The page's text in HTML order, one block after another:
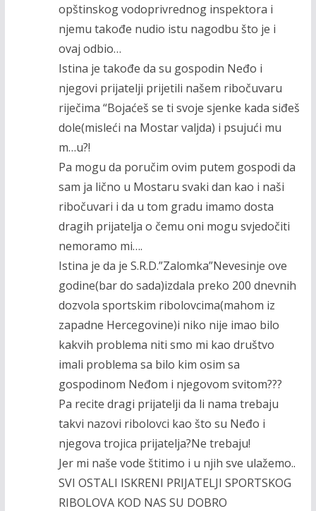
opštinskog vodoprivrednog inspektora i
njemu takođe nudio istu nagodbu što je i
ovaj odbio…
Istina je takođe da su gospodin Neđo i
njegovi prijatelji prijetili našem ribočuvaru
riječima “Bojaćeš se ti svoje sjenke kada siđeš
dole(misleći na Mostar valjda) i psujući mu
m…u?!
Pa mogu da poručim ovim putem gospodi da
sam ja lično u Mostaru svaki dan kao i naši
ribočuvari i da u tom gradu imamo dosta
dragih prijatelja o čemu oni mogu svjedočiti
nemoramo mi….
Istina je da je S.R.D.”Zalomka”Nevesinje ove
godine(bar do sada)izdala preko 200 dnevnih
dozvola sportskim ribolovcima(mahom iz
zapadne Hercegovine)i niko nije imao bilo
kakvih problema niti smo mi kao društvo
imali problema sa bilo kim osim sa
gospodinom Neđom i njegovom svitom???
Pa recite dragi prijatelji da li nama trebaju
takvi nazovi ribolovci kao što su Neđo i
njegova trojica prijatelja?Ne trebaju!
Jer mi naše vode štitimo i u njih sve ulažemo..
SVI OSTALI ISKRENI PRIJATELJI SPORTSKOG
RIBOLOVA KOD NAS SU DOBRO